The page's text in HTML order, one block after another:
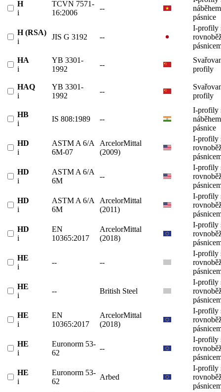
H
i
TCVN 7571-
16:2006
--
náběhem
pásnice
H (RSA)
i
JIS G 3192 --
I-profily
HA
i
YB 3301-
1992
--
profily
HAQ
i
YB 3301-
1992
--
profily
HB
i
IS 808:1989 --
I-profily
náběhem
pásnice
HD
i
ASTM A 6/A
6M-07
ArcelorMittal
(2009)
I-profily
HD
i
ASTM A 6/A
6M
--
I-profily
HD
i
ASTM A 6/A
6M
ArcelorMittal
(2011)
I-profily
HD
i
EN
10365:2017
ArcelorMittal
(2018)
I-profily
HE
i
-- --
I-profily
HE
i
-- British Steel
I-profily
HE
i
EN
10365:2017
ArcelorMittal
(2018)
I-profily
HE
i
Euronorm 53-
62
--
I-profily
HE
i
Euronorm 53-
62
Arbed
I-profily